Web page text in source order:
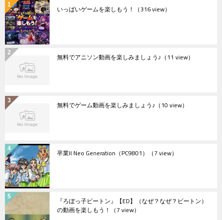
いっぱいゲームを楽しもう！ （316 view）
無料でアニソン動画を楽しみましょう♪ （11 view）
無料でゲーム動画を楽しみましょう♪ （10 view）
卒業II Neo Generation（PC9801） （7 view）
『ろぼっ子ビートン』【ED】（なぜ？なぜ？ビートン）
の動画を楽しもう！ （7 view）